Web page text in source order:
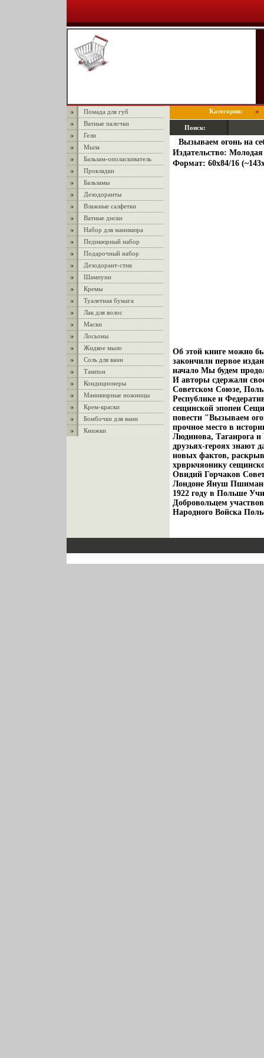
Помада для губ
Ватные палочки
Гели
Мыла
Бальзам-ополаскиватель
Прокладки
Бальзамы
Дезодоранты
Влажные салфетки
Ватные диски
Набор для маникюра
Педикюрный набор
Подарочный набор
Дезодорант-стик
Шампуни
Кремы
Туалетная бумага
Лак для волос
Маски
Лосьоны
Жидкое мыло
Соль для ванн
Тампон
Кондиционеры
Маникюрные ножницы
Крем-краски
Бомбочки для ванн
Книжки
Категории:
Поиск:
Вызываем огонь на
Издательство:
Формат: 60x84/16
Об этой книге можно
закончили первое
начало Мы будем
И авторы сдержали
Советском Союзе,
Республике и
сещинской эпопеи
повести "Вызываем
прочное место в
Людинова, Таганрога и
друзьях-героях знают
новых фактов,
хрвркчяонику
Овидий Горчаков
Лондоне Януш
1922 году в Польше
Добровольцем
Народного Войска